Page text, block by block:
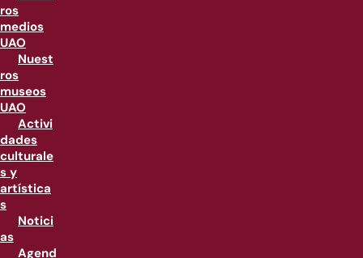
ros
medios
UAO
Nuest
ros
museos
UAO
Activi
dades
culturale
s y
artística
s
Notici
as
Agend